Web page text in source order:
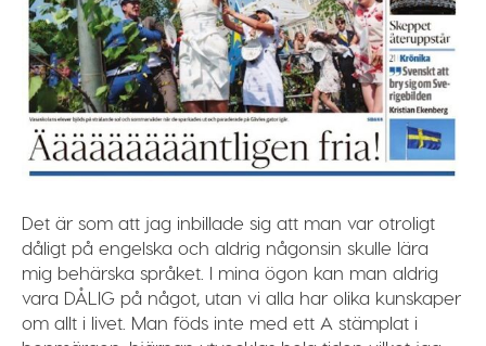
Det är som att jag inbillade sig att man var otroligt
dåligt på engelska och aldrig någonsin skulle lära
mig behärska språket. I mina ögon kan man aldrig
vara DÅLIG på något, utan vi alla har olika kunskaper
om allt i livet. Man föds inte med ett A stämplat i